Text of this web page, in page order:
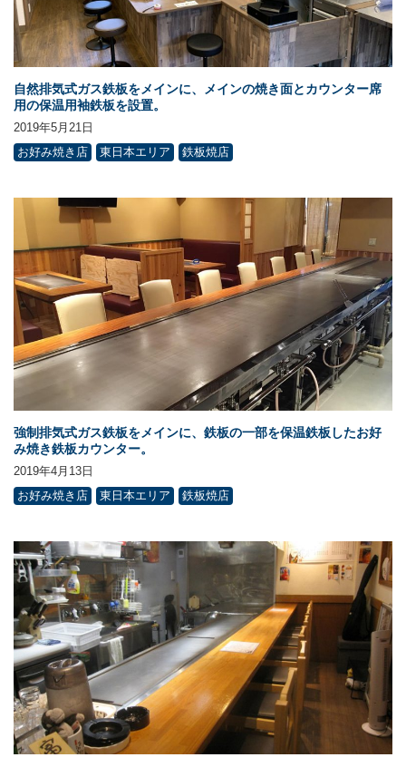
自然排気式ガス鉄板をメインに、メインの焼き面とカウンター席
用の保温用袖鉄板を設置。
2019年5月21日
お好み焼き店
東日本エリア 鉄板焼店
強制排気式ガス鉄板をメインに、鉄板の一部を保温鉄板したお好
み焼き鉄板カウンター。
2019年4月13日
お好み焼き店
東日本エリア 鉄板焼店